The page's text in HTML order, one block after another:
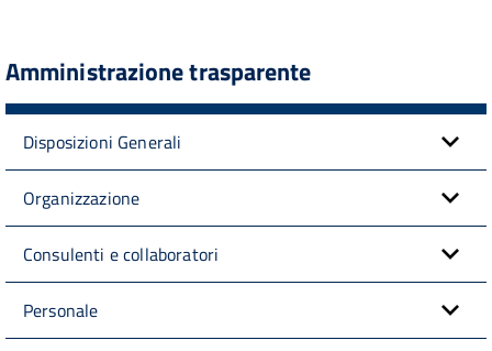
Amministrazione trasparente
Disposizioni Generali
Organizzazione
Consulenti e collaboratori
Personale